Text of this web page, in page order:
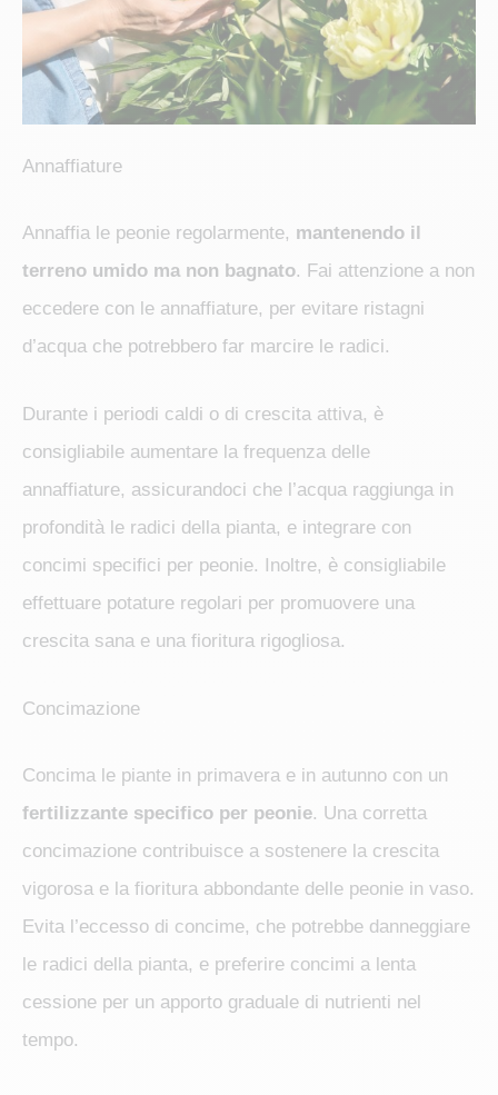
Annaffiature
Annaffia le peonie regolarmente, mantenendo il
terreno umido ma non bagnato. Fai attenzione a non
eccedere con le annaffiature, per evitare ristagni
d’acqua che potrebbero far marcire le radici.
Durante i periodi caldi o di crescita attiva, è
consigliabile aumentare la frequenza delle
annaffiature, assicurandoci che l’acqua raggiunga in
profondità le radici della pianta, e integrare con
concimi specifici per peonie. Inoltre, è consigliabile
effettuare potature regolari per promuovere una
crescita sana e una fioritura rigogliosa.
Concimazione
Concima le piante in primavera e in autunno con un
fertilizzante specifico per peonie. Una corretta
concimazione contribuisce a sostenere la crescita
vigorosa e la fioritura abbondante delle peonie in vaso.
Evita l’eccesso di concime, che potrebbe danneggiare
le radici della pianta, e preferire concimi a lenta
cessione per un apporto graduale di nutrienti nel
tempo.